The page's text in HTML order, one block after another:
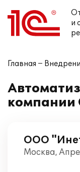
и
Главная
ООО
Москва,